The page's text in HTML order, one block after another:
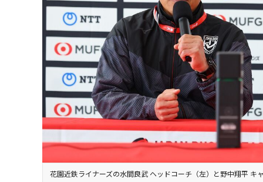
花園近鉄ライナーズの水間良武 ヘッドコーチ（左）と野中翔平 キ